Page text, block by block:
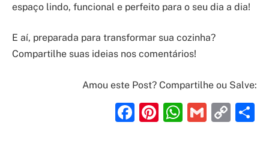
espaço lindo, funcional e perfeito para o seu dia a dia!
E aí, preparada para transformar sua cozinha?
Compartilhe suas ideias nos comentários!
Amou este Post? Compartilhe ou Salve:
Facebook
Pinterest
Gmail